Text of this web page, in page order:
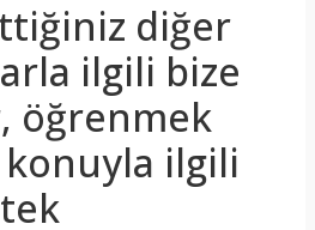
diğer
ilgili bize
öğrenmek
ilgili